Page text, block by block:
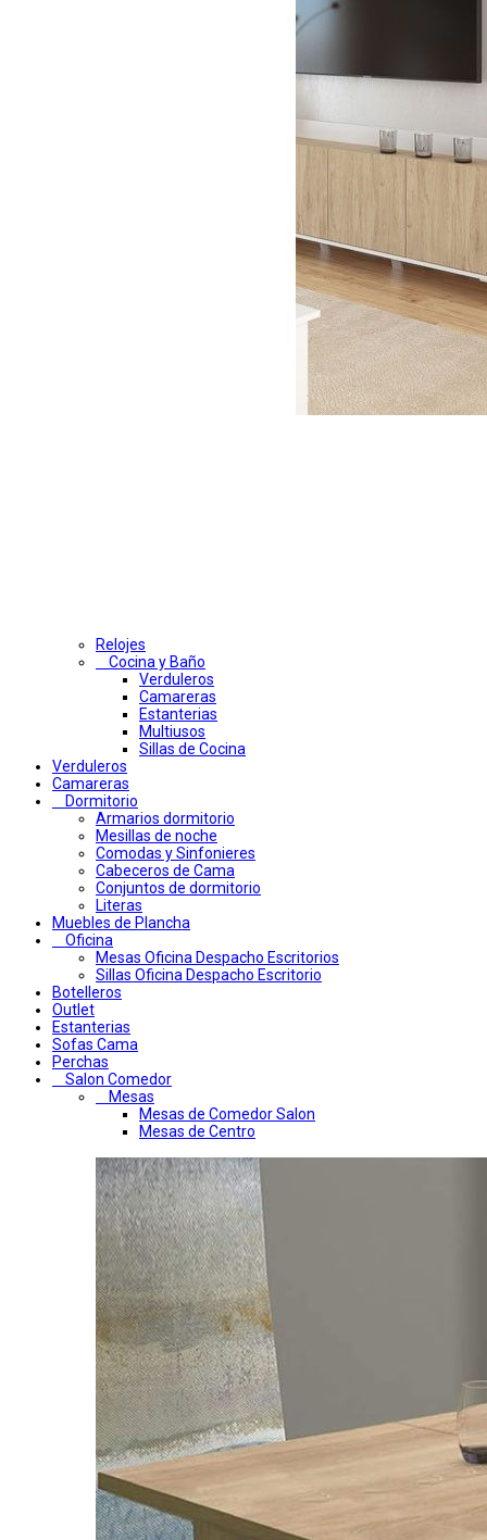
Relojes
Cocina y Baño
Verduleros
Camareras
Estanterias
Multiusos
Sillas de Cocina
Verduleros
Camareras
Dormitorio
Armarios dormitorio
Mesillas de noche
Comodas y Sinfonieres
Cabeceros de Cama
Conjuntos de dormitorio
Literas
Muebles de Plancha
Oficina
Mesas Oficina Despacho Escritorios
Sillas Oficina Despacho Escritorio
Botelleros
Outlet
Estanterias
Sofas Cama
Perchas
Salon Comedor
Mesas
Mesas de Comedor Salon
Mesas de Centro